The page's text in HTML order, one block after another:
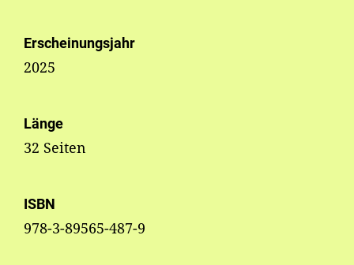
Erscheinungsjahr
2025
Länge
32 Seiten
ISBN
978-3-89565-487-9